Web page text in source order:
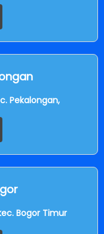
Pekalongan,
Bogor Timur